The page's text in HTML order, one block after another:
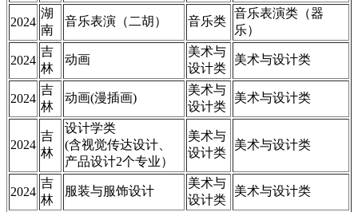
2024
湖
南
音乐表演（二胡） 音乐类
音乐表演类（器
乐）
2024
吉
林
动画
美术与
设计类
美术与设计类
2024
吉
林
动画(漫插画)
美术与
设计类
美术与设计类
2024
吉
林
设计学类
(含视觉传达设计、
产品设计2个专业）
美术与
设计类
美术与设计类
2024
吉
林
服装与服饰设计
美术与
设计类
美术与设计类